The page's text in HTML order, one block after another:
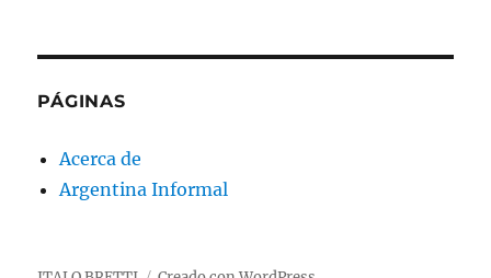
PÁGINAS
Acerca de
Argentina Informal